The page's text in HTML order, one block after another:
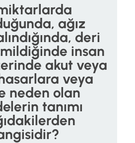
ağız
deri
insan
akut veya
veya
neden olan
tanımı